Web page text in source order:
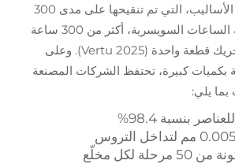
الفاخرة. تتطلب هذه الأساليب، التي تم تنقيحها على مدى 300
سنة من تاريخ صناعة الساعات السويسرية، أكثر من 300 ساعة
من العمل اليدوي لتحريك قطعة واحدة (Vertu 2025). وعلى
بكميات كبيرة، تحتفظ الشركات المصنعة
بما يلي:
بنسبة 98.4%
لكل مخلّع